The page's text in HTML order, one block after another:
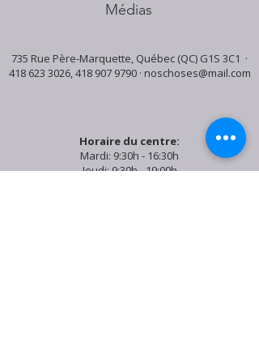
Médias
735 Rue Père-Marquette, Québec (QC) G1S 3C1 ·
418 623 3026,418 907 9790· noschoses@mail.com
Horaire du centre:
Mardi: 9:30h - 16:30h
Jeudi: 9:30h - 19:00h